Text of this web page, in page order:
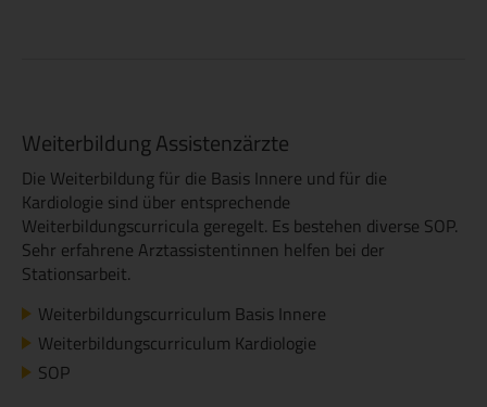
Weiterbildung Assistenzärzte
Die Weiterbildung für die Basis Innere und für die
Kardiologie sind über entsprechende
Weiterbildungscurricula geregelt. Es bestehen diverse SOP.
Sehr erfahrene Arztassistentinnen helfen bei der
Stationsarbeit.
Weiterbildungscurriculum Basis Innere
Weiterbildungscurriculum Kardiologie
SOP